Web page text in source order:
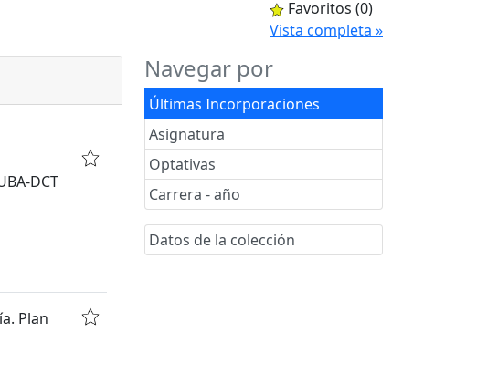
menú desplegable
Favoritos (0)
Vista completa »
Navegar por
Últimas Incorporaciones
Asignatura
Optativas
Carrera - año
Datos de la colección
DCT
Plan